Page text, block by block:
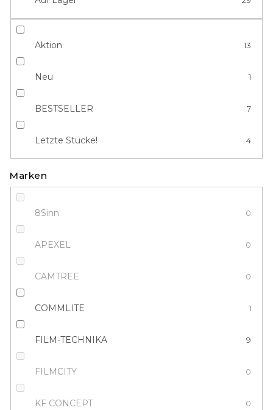
e
n
g
Aktion 13
Neu 1
BESTSELLER 7
Letzte Stücke! 4
Marken
8Sinn 0
APEXEL 0
CAMTREE 0
COMMLITE 1
FILM-TECHNIKA 9
FILMCITY 0
KF CONCEPT 0